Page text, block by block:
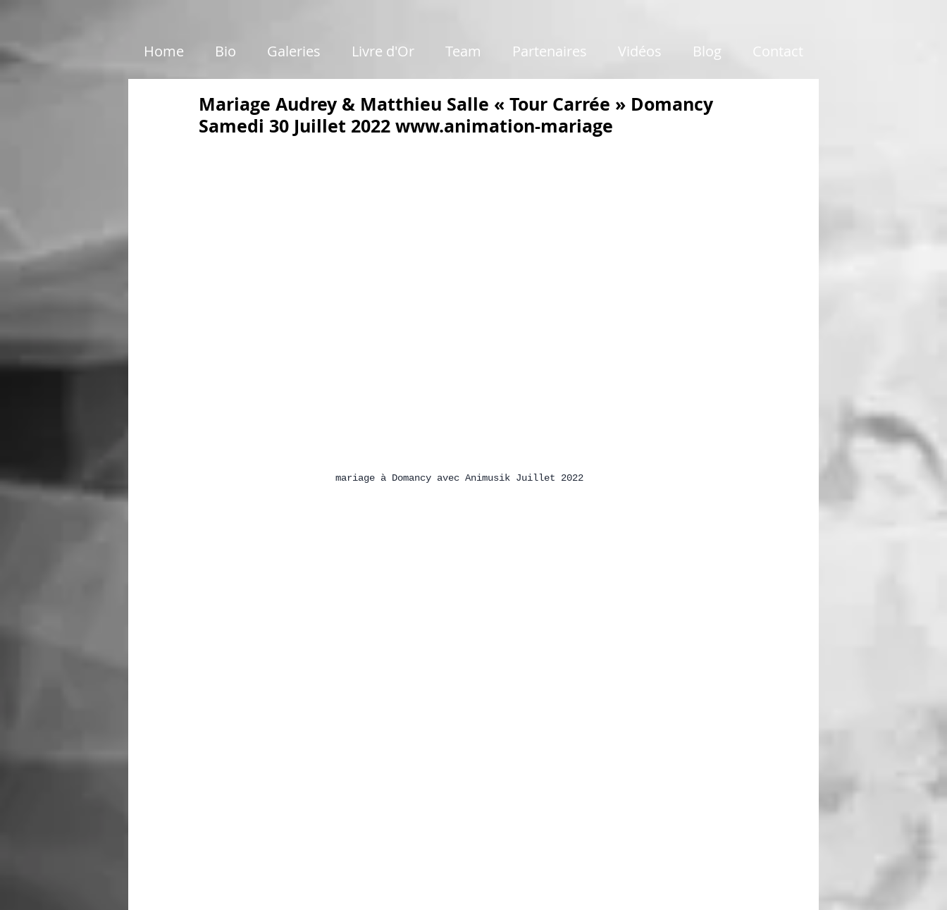
Home Bio Galeries Livre d'Or Team Partenaires Vidéos Blog Contact
Mariage Audrey & Matthieu Salle « Tour Carrée » Domancy
Samedi 30 Juillet 2022 www.animation-mariage
mariage à Domancy avec Animusik Juillet 2022